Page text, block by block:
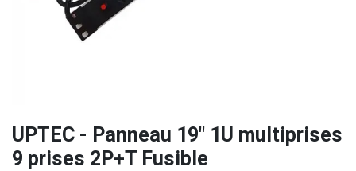
UPTEC - Panneau 19" 1U multiprises
9 prises 2P+T Fusible